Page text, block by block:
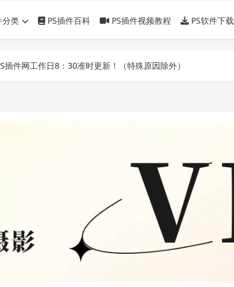
分类 PS插件百科 PS插件视频教程 PS软件下载
件网工作日8：30准时更新！（特殊原因除外）
件网工作日8：30准时更新！（特殊原因除外）